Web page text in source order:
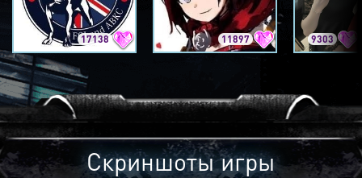
17138 11897 9303
Скриншоты игры